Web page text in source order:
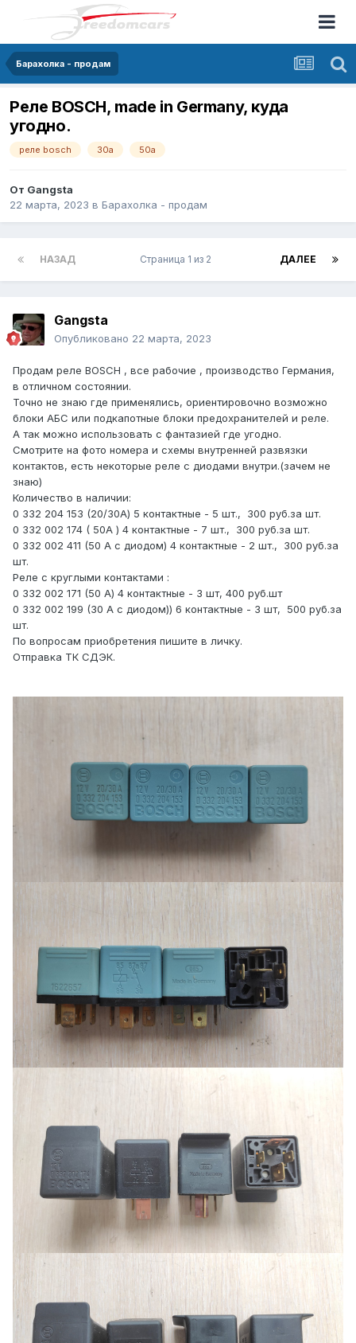
Барахолка - продам
Реле BOSCH, made in Germany, куда
угодно.
реле bosch 30а 50а
От Gangsta
22 марта, 2023 в Барахолка - продам
НАЗАД ДАЛЕЕ
Страница 1 из 2
Gangsta
Опубликовано 22 марта, 2023
Продам реле BOSCH , все рабочие , производство Германия,
в отличном состоянии.
Точно не знаю где применялись, ориентировочно возможно
блоки АБС или подкапотные блоки предохранителей и реле.
А так можно использовать с фантазией где угодно.
Смотрите на фото номера и схемы внутренней развязки
контактов, есть некоторые реле с диодами внутри.(зачем не
знаю)
Количество в наличии:
0 332 204 153 (20/30А) 5 контактные - 5 шт., 300 руб.за шт.
0 332 002 174 ( 50А ) 4 контактные - 7 шт., 300 руб.за шт.
0 332 002 411 (50 А с диодом) 4 контактные - 2 шт., 300 руб.за
шт.
Реле с круглыми контактами :
0 332 002 171 (50 А) 4 контактные - 3 шт, 400 руб.шт
0 332 002 199 (30 А с диодом)) 6 контактные - 3 шт, 500 руб.за
шт.
По вопросам приобретения пишите в личку.
Отправка ТК СДЭК.